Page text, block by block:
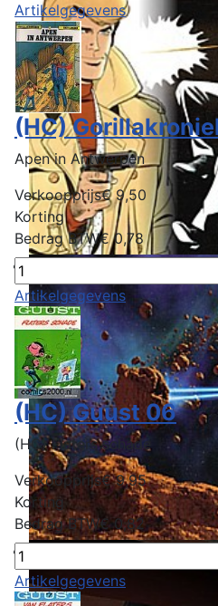
Artikelgegevens
(HC)
Apen in Antwerpen
Verkoopprijs€ 9,50
Korting
Bedrag BTW€ 0,78
Artikelgegevens
(HC) Guust 06
(HC) Flaters schade
Verkoopprijs€ 9,95
Korting
Bedrag BTW€ 0,82
Artikelgegevens